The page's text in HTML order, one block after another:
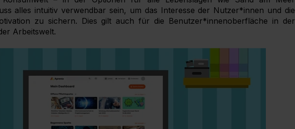
alles intuitiv verwendbar sein, um das Interesse der Nutzer*innen und die
zu sichern. Dies gilt auch für die Benutzer*innenoberfläche in der
Arbeitswelt.